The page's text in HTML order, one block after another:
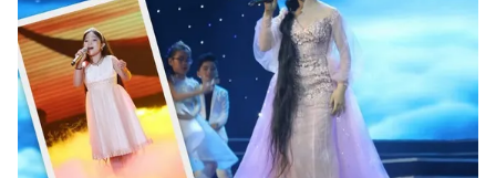
Chất lượng cuộc sống
Tuyển sinh
Học trực tuyến
Công nghệ
Hitech Công nghệ tương lai
Sản phẩm
Thị trường
Giao lưu trực tuyến
Lịch phát sóng